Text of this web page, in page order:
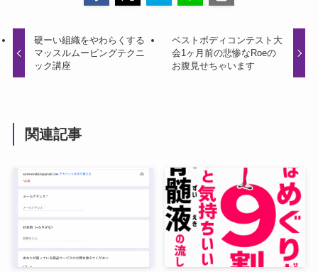
硬ーい組織をやわらくする
マッスルムービングテクニ
ック講座
ベストボディコンテスト大
会1ヶ月前の悲惨なRoeの
お腹見せちゃいます
関連記事